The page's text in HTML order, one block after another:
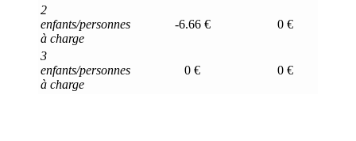
2
enfants/personnes
à charge
-6.66 € 0 €
3
enfants/personnes
à charge
0 € 0 €